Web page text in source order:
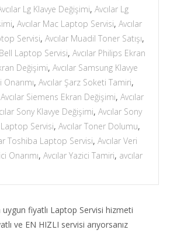
Lg Klavye Değişimi, Avcılar Lg
, Avcılar Mac Laptop Servisi, Avcılar
Servisi, Avcılar Muadil Toner Satışı,
Laptop Servisi, Avcılar Philips Ekran
Değişimi, Avcılar Samsung Klavye
, Avcılar Şarz Soketi Tamiri,
Avcılar Siemens Ekran Değişimi, Avcılar
Sony Klavye Değişimi, Avcılar Sony
Laptop Servisi, Avcılar Toner Dolumu,
Toshiba Laptop Servisi, Avcılar Veri
Onarımı, Avcılar Yazici Tamiri, avcılar
fiyatlı Laptop Servisi hizmeti
ve EN HIZLI servisi arıyorsanız